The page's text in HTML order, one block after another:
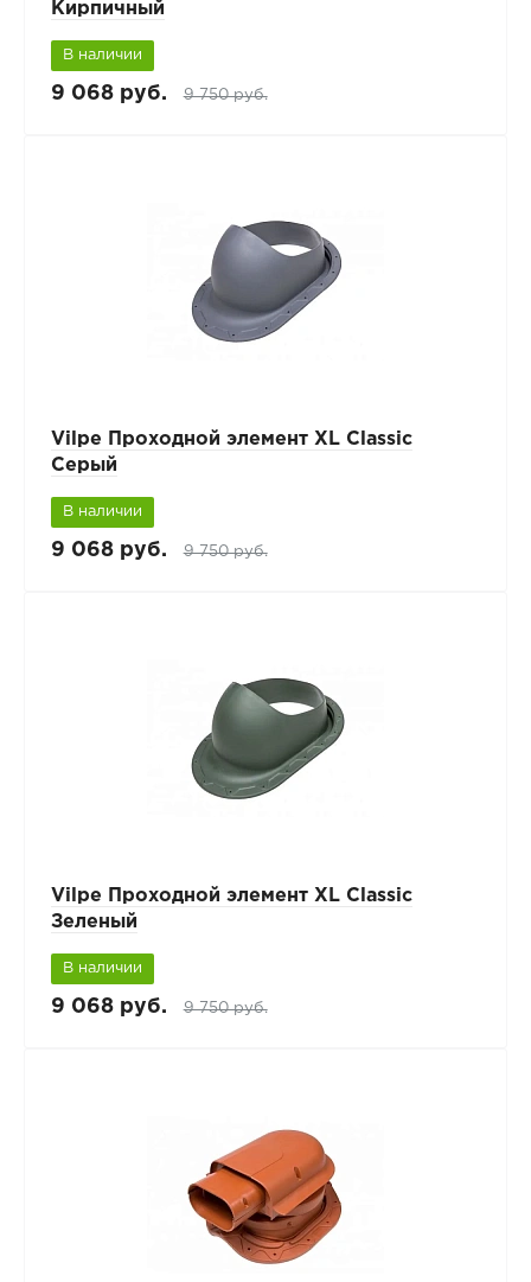
Кирпичный
В наличии
9 068 руб. 9 750 руб.
Vilpe Проходной элемент XL Classic
Серый
В наличии
9 068 руб. 9 750 руб.
Vilpe Проходной элемент XL Classic
Зеленый
В наличии
9 068 руб. 9 750 руб.